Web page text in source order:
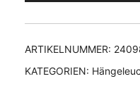
ARTIKELNUMMER:
KATEGORIEN: